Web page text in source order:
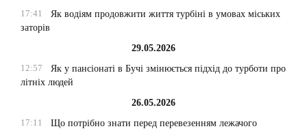
17:41
Як водіям продовжити життя турбіні в умовах міських
заторів
29.05.2026
12:57
Як у пансіонаті в Бучі змінюється підхід до турботи про
літніх людей
26.05.2026
17:11
Що потрібно знати перед перевезенням лежачого